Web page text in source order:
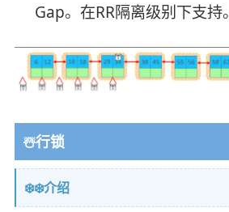
Gap。在RR隔离级别下支持。
☃️行锁
❄️❄️介绍